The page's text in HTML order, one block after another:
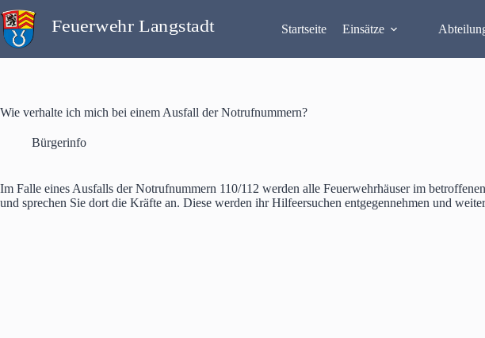
Inhalt
springen
Startseite Einsätze
Wie verhalte ich mich bei einem Ausfall der Notrufnummern?
Bürgerinfo
Im Falle eines Ausfalls der Notrufnummern 110/112 werden alle Feuerwehrhäuser im
und sprechen Sie dort die Kräfte an. Diese werden ihr Hilfeersuchen entgegennehmen und